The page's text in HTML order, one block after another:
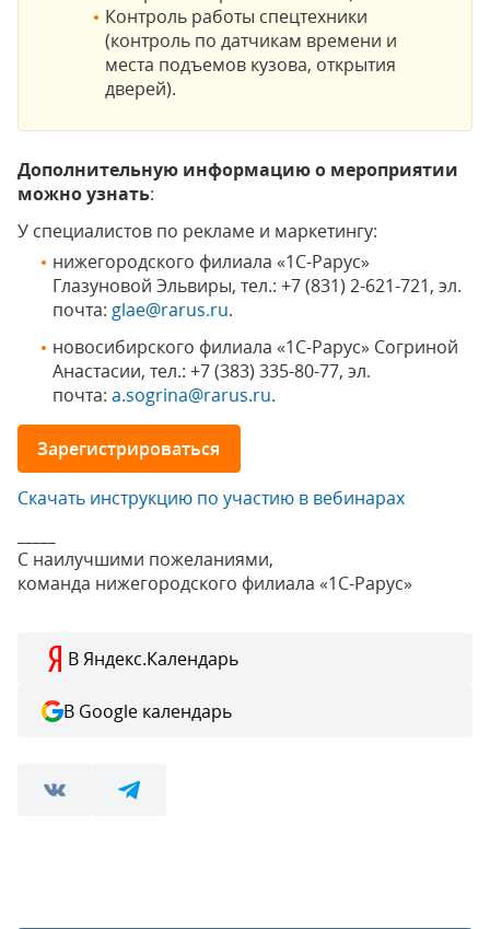
Контроль работы спецтехники
(контроль по датчикам времени и
места подъемов кузова, открытия
дверей).
Дополнительную информацию о мероприятии
можно узнать:
У специалистов по рекламе и маркетингу:
нижегородского филиала «1С-Рарус»
Глазуновой Эльвиры, тел.: +7 (831) 2-621-721, эл.
почта: glae@rarus.ru.
новосибирского филиала «1С-Рарус» Согриной
Анастасии, тел.: +7 (383) 335-80-77, эл.
почта: a.sogrina@rarus.ru.
Зарегистрироваться
Скачать инструкцию по участию в вебинарах
С наилучшими пожеланиями,
команда нижегородского филиала «1С-Рарус»
В Яндекс.Календарь
В Google календарь